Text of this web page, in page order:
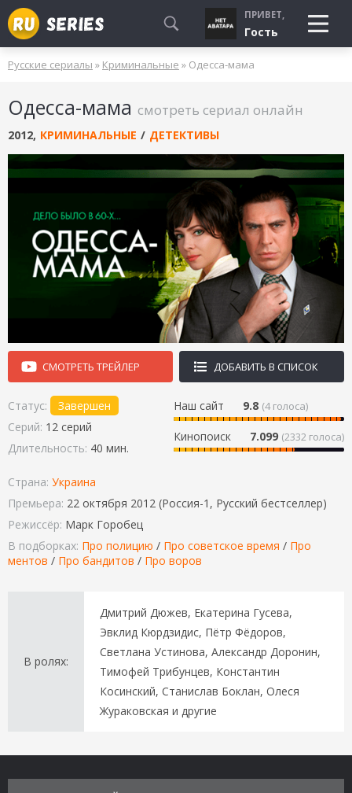
СМОТРЮ
БУДУ СМОТРЕТЬ
УЖЕ СМОТРЕЛ
ПРИВЕТ,
Гость
Русские сериалы » Криминальные » Одесса-мама
Одесса-мама смотреть сериал онлайн
2012, КРИМИНАЛЬНЫЕ / ДЕТЕКТИВЫ
СМОТРЕТЬ ТРЕЙЛЕР ДОБАВИТЬ В СПИСОК
Наш сайт 9.8 (4голоса)
Кинопоиск 7.099 (2332 голоса)
Статус:
Завершен
Серий: 12 серий
Длительность: 40 мин.
Страна: Украина
Премьера: 22 октября 2012 (Россия-1, Русский бестселлер)
Режиссёр: Марк Горобец
В подборках: Про полицию / Про советское время / Про
ментов / Про бандитов / Про воров
В ролях:
Дмитрий Дюжев, Екатерина Гусева,
Эвклид Кюрдзидис, Пётр Фёдоров,
Светлана Устинова, Александр Доронин,
Тимофей Трибунцев, Константин
Косинский, Станислав Боклан, Олеся
Жураковская и другие